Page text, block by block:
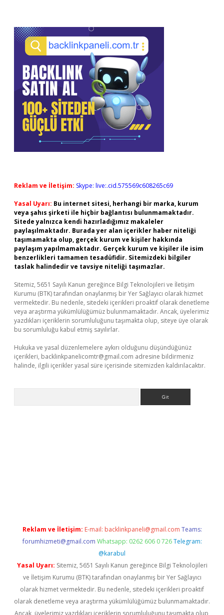
Reklam ve İletişim: Skype: live:.cid.575569c608265c69
Yasal Uyarı: Bu internet sitesi, herhangi bir marka, kurum
veya şahıs şirketi ile hiçbir bağlantısı bulunmamaktadır.
Sitede yalnızca kendi hazırladığımız makaleler
paylaşılmaktadır. Burada yer alan içerikler haber niteliği
taşımamakta olup, gerçek kurum ve kişiler hakkında
paylaşım yapılmamaktadır. Gerçek kurum ve kişiler ile isim
benzerlikleri tamamen tesadüfidir. Sitemizdeki bilgiler
taslak halindedir ve tavsiye niteliği taşımazlar.
Sitemiz, 5651 Sayılı Kanun gereğince Bilgi Teknolojileri ve İletişim
Kurumu (BTK) tarafından onaylanmış bir Yer Sağlayıcı olarak hizmet
vermektedir. Bu nedenle, sitedeki içerikleri proaktif olarak denetleme
veya araştırma yükümlülüğümüz bulunmamaktadır. Ancak, üyelerimiz
yazdıkları içeriklerin sorumluluğunu taşımakta olup, siteye üye olarak
bu sorumluluğu kabul etmiş sayılırlar.
Hukuka ve yasal düzenlemelere aykırı olduğunu düşündüğünüz
içerikleri, backlinkpanelicomtr@gmail.com adresine bildirmeniz
halinde, ilgili içerikler yasal süre içerisinde sitemizden kaldırılacaktır.
Reklam ve İletişim: E-mail: backlinkpaneli@gmail.com Teams:
forumhizmeti@gmail.com Whatsapp: 0262 606 0 726 Telegram:
@karabul
Yasal Uyarı: Sitemiz, 5651 Sayılı Kanun gereğince Bilgi Teknolojileri
ve İletişim Kurumu (BTK) tarafından onaylanmış bir Yer Sağlayıcı
olarak hizmet vermektedir. Bu nedenle, sitedeki içerikleri proaktif
olarak denetleme veya araştırma yükümlülüğümüz bulunmamaktadır.
Ancak, üyelerimiz yazdıkları içeriklerin sorumluluğunu taşımakta olup,